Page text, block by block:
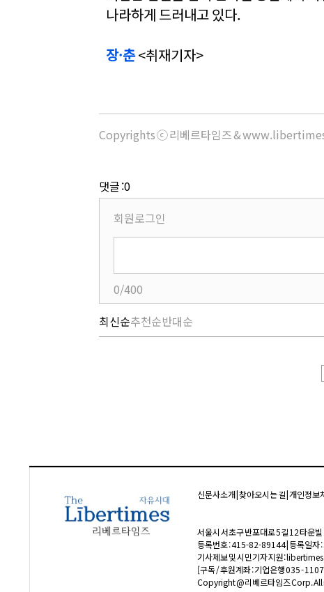
나라하게 드러내고 있다.
장·춘<취재기자>
Copyrights ⓒ 리베르타임즈 &
댓글 :0
회원로그인
0/400
최신순추천순반대순
신문사소개|찾아오시는 길|개인정보
서울시 서초구 반포대로 5길 12 타
등록번호 : 415-82-89144 | 등록일자
기사제보 및 시민기자 지원:
[구독 / 후원계좌 : 기업은행 035 -
Copyright @리베르타임즈 Corp.